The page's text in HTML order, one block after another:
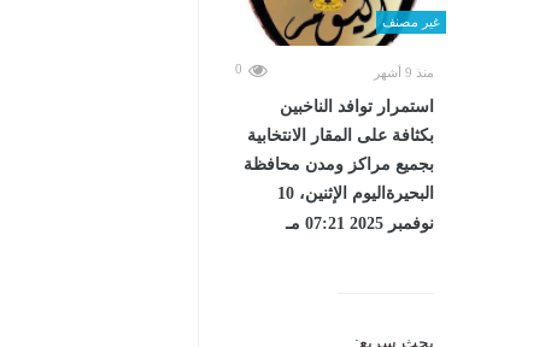
غير مصنف
منذ 9 أشهر 0
استمرار توافد الناخبين
بكثافة على المقار الانتخابية
بجميع مراكز ومدن محافظة
البحيرةاليوم الإثنين، 10
نوفمبر 2025 07:21 مـ
بحث سريع: